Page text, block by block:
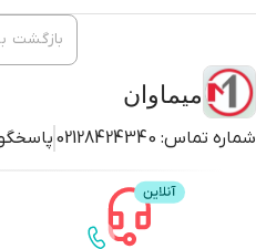
میماوان
شماره تماس: 02128424340
بازگشت